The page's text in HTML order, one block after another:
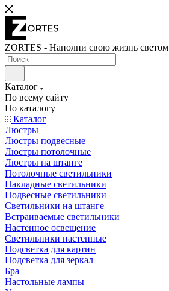
ZORTES - Наполни свою жизнь светом
Каталог
По всему сайту
По каталогу
Каталог
Люстры
Люстры подвесные
Люстры потолочные
Люстры на штанге
Потолочные светильники
Накладные светильники
Подвесные светильники
Светильники на штанге
Встраиваемые светильники
Настенное освещение
Светильники настенные
Подсветка для картин
Подсветка для зеркал
Бра
Настольные лампы